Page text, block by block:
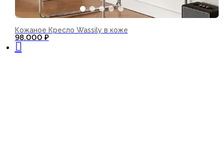
Кожаное Кресло Wassily в коже
98.000 ₽